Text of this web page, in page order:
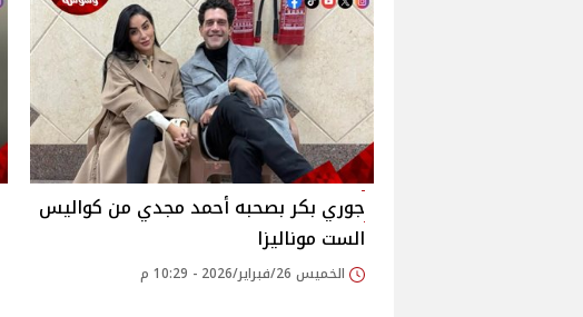
جوري بكر بصحبه أحمد مجدي من كواليس
الست موناليزا
الخميس 26/فبراير/2026 - 10:29 م